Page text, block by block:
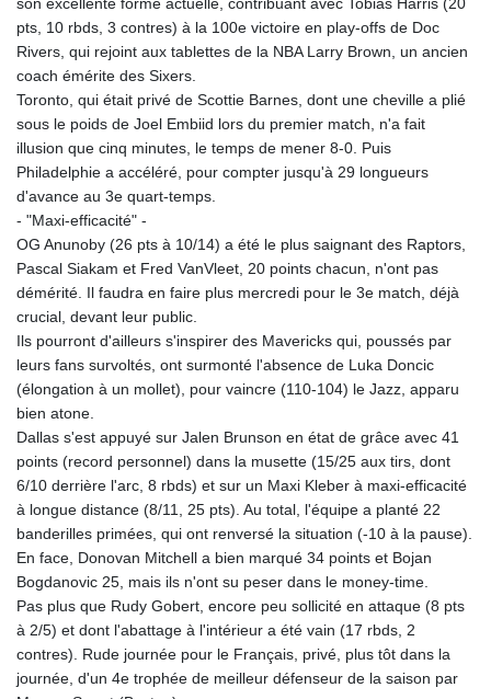
LSL 18.648909
LTL 3.413768
LYD 7.358849
MAD 10.757887
MDL 20.102303
MGA 4982.944983
MKD 61.70777
MNT 4157.510076
MOP 9.34149
MRU 46.349915
MUR 54.396619
MVR 17.862733
MWK 2008.207995
MXN 19.811776
MYR 4.728715
MZN 73.882892
NAD 18.78764
NGN 1577.963717
NIO 42.540713
NOK 10.99759
NPR 176.001898
NZD 1.961547
OMR 0.442559
PAB 1.15598
PEN 3.913564
PGK 5.112721
son excellente forme actuelle, contribuant avec Tobias Harris (20
pts, 10 rbds, 3 contres) à la 100e victoire en play-offs de Doc
Rivers, qui rejoint aux tablettes de la NBA Larry Brown, un ancien
coach émérite des Sixers.
Toronto, qui était privé de Scottie Barnes, dont une cheville a plié
sous le poids de Joel Embiid lors du premier match, n'a fait
illusion que cinq minutes, le temps de mener 8-0. Puis
Philadelphie a accéléré, pour compter jusqu'à 29 longueurs
d'avance au 3e quart-temps.
- "Maxi-efficacité" -
OG Anunoby (26 pts à 10/14) a été le plus saignant des Raptors,
Pascal Siakam et Fred VanVleet, 20 points chacun, n'ont pas
démérité. Il faudra en faire plus mercredi pour le 3e match, déjà
crucial, devant leur public.
Ils pourront d'ailleurs s'inspirer des Mavericks qui, poussés par
leurs fans survoltés, ont surmonté l'absence de Luka Doncic
(élongation à un mollet), pour vaincre (110-104) le Jazz, apparu
bien atone.
Dallas s'est appuyé sur Jalen Brunson en état de grâce avec 41
points (record personnel) dans la musette (15/25 aux tirs, dont
6/10 derrière l'arc, 8 rbds) et sur un Maxi Kleber à maxi-efficacité
à longue distance (8/11, 25 pts). Au total, l'équipe a planté 22
banderilles primées, qui ont renversé la situation (-10 à la pause).
En face, Donovan Mitchell a bien marqué 34 points et Bojan
Bogdanovic 25, mais ils n'ont su peser dans le money-time.
Pas plus que Rudy Gobert, encore peu sollicité en attaque (8 pts
à 2/5) et dont l'abattage à l'intérieur a été vain (17 rbds, 2
contres). Rude journée pour le Français, privé, plus tôt dans la
journée, d'un 4e trophée de meilleur défenseur de la saison par